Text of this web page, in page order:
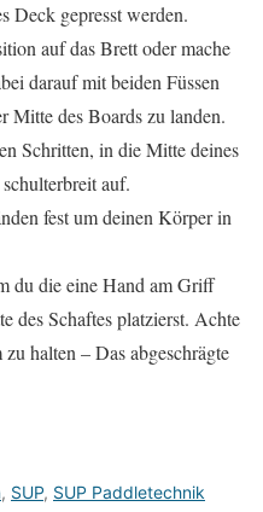
Deck gepresst werden.
auf das Brett oder mache
darauf mit beiden Füssen
Mitte des Boards zu landen.
Schritten, in die Mitte deines
auf.
fest um deinen Körper in
du die eine Hand am Griff
des Schaftes platzierst. Achte
halten – Das abgeschrägte
, SUP, SUP Paddletechnik